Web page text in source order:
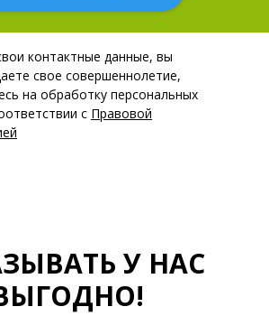
контактные данные, вы
свое совершеннолетие,
на обработку персональных
с Правовой
У НАС